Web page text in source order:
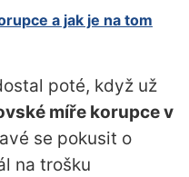
a jak je na tom
poté, když už
míře korupce v
se pokusit o
na trošku